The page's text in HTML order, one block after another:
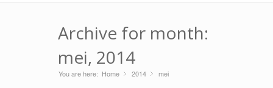
Archive for month:
mei, 2014
You are here: Home »
2014 »
mei